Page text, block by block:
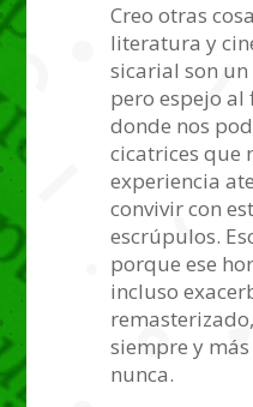
Creo otras
literatura y
sicarial son
pero espejo al
donde nos
cicatrices que
experiencia
convivir con
escrúpulos.
porque ese
incluso
siempre y
nunca.